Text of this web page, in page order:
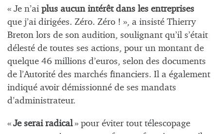
« Je n’ai plus aucun intérêt dans les entreprises
que j’ai dirigées. Zéro. Zéro ! », a insisté Thierry
Breton lors de son audition, soulignant qu’il s’était
délesté de toutes ses actions, pour un montant de
quelque 46 millions d’euros, selon des documents
de l’Autorité des marchés financiers. Il a également
indiqué avoir démissionné de ses mandats
d’administrateur.
« Je serai radical» pour éviter tout télescopage